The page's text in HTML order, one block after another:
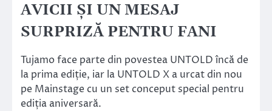
AVICII ȘI UN MESAJ
SURPRIZĂ PENTRU FANI
Tujamo face parte din povestea UNTOLD încă de
la prima ediție, iar la UNTOLD X a urcat din nou
pe Mainstage cu un set conceput special pentru
ediția aniversară.